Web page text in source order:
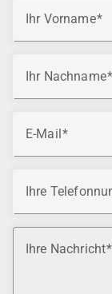
Ihr Vorname
Ihr Nachname
E-Mail
Ihre
Ihre Nachricht